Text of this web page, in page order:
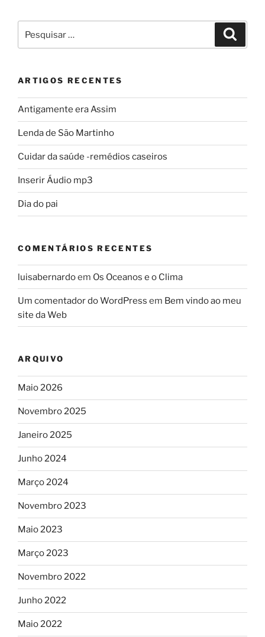
por:
ARTIGOS RECENTES
Antigamente era Assim
Lenda de São Martinho
Cuidar da saúde -remédios caseiros
Inserir Áudio mp3
Dia do pai
COMENTÁRIOS RECENTES
luisabernardoem Os Oceanos e o Clima
Um comentador do WordPress em Bem vindo ao meu
site da Web
ARQUIVO
Maio 2026
Novembro 2025
Janeiro 2025
Junho 2024
Março 2024
Novembro 2023
Maio 2023
Março 2023
Novembro 2022
Junho 2022
Maio 2022